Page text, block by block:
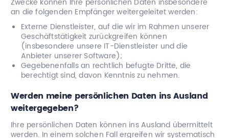
an die folgenden Empfänger weitergeleitet werden:
Externe Dienstleister, auf die wir im Rahmen unserer
Geschäftstätigkeit zurückgreifen können
(insbesondere unsere IT-Dienstleister und die
Anbieter unserer Software);
Gegebenenfalls an rechtlich befugte Dritte, die
berechtigt sind, davon Kenntnis zu nehmen.
Werden meine persönlichen Daten ins Ausland
weitergegeben?
Ihre persönlichen Daten können ins Ausland übermittelt
werden. In einem solchen Fall ergreifen wir systematisch